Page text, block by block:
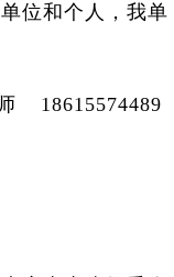
位和个人，我单
18615574489